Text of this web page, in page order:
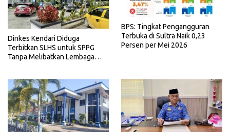
Dinkes Kendari Diduga
Terbitkan SLHS untuk SPPG
Tanpa Melibatkan Lembaga
BPS: Tingkat Pengangguran
Terbuka di Sultra Naik 0,23
Persen per Mei 2026